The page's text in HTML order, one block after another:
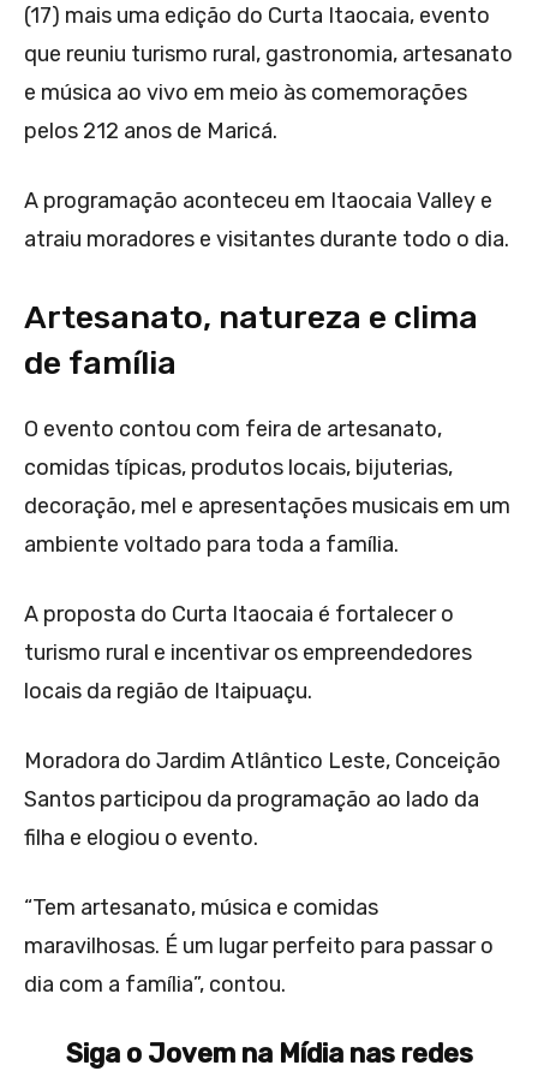
(17) mais uma edição do Curta Itaocaia, evento
que reuniu turismo rural, gastronomia, artesanato
e música ao vivo em meio às comemorações
pelos 212 anos de Maricá.
A programação aconteceu em Itaocaia Valley e
atraiu moradores e visitantes durante todo o dia.
Artesanato, natureza e clima
de família
O evento contou com feira de artesanato,
comidas típicas, produtos locais, bijuterias,
decoração, mel e apresentações musicais em um
ambiente voltado para toda a família.
A proposta do Curta Itaocaia é fortalecer o
turismo rural e incentivar os empreendedores
locais da região de Itaipuaçu.
Moradora do Jardim Atlântico Leste, Conceição
Santos participou da programação ao lado da
filha e elogiou o evento.
“Tem artesanato, música e comidas
maravilhosas. É um lugar perfeito para passar o
dia com a família”, contou.
Siga o Jovem na Mídia nas redes